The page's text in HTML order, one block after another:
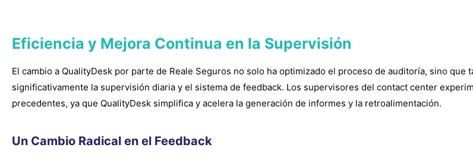
Eficiencia y Mejora Continua en la Supervisión
El cambio a QualityDesk por parte de Reale Seguros no solo ha optimizado el proceso de auditoría, sino que
significativamente la supervisión diaria y el sistema de feedback. Los supervisores del contact center
precedentes, ya que QualityDesk simplifica y acelera la generación de informes y la retroalimentación.
Un Cambio Radical en el Feedback